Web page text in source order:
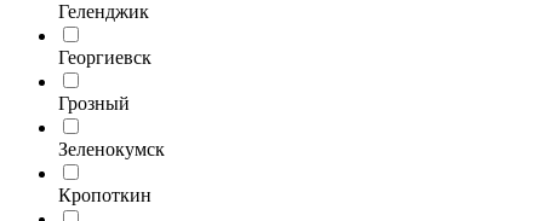
Геленджик
Георгиевск
Грозный
Зеленокумск
Кропоткин